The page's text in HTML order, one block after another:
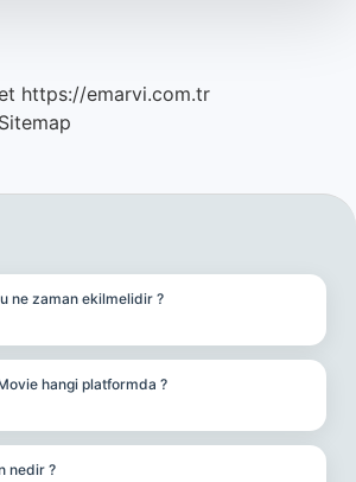
https://emarvi.com.tr
Sitemap
ne zaman ekilmelidir ?
hangi platformda ?
nedir ?